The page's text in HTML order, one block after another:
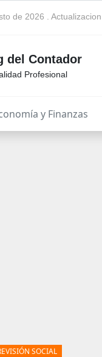
de 2026 .
del Contador
Profesional
y Finanzas
SOCIAL